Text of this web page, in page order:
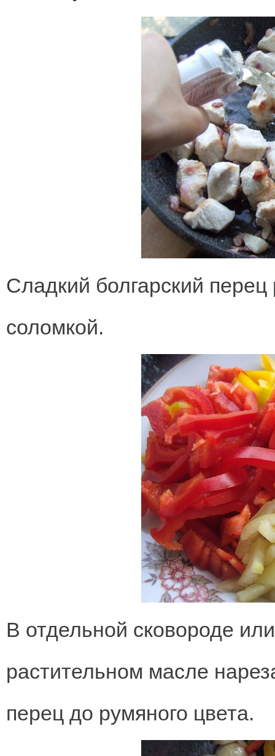
Сладкий болгарский
соломкой.
В отдельной сковороде
растительном масле
перец до румяного цвета.